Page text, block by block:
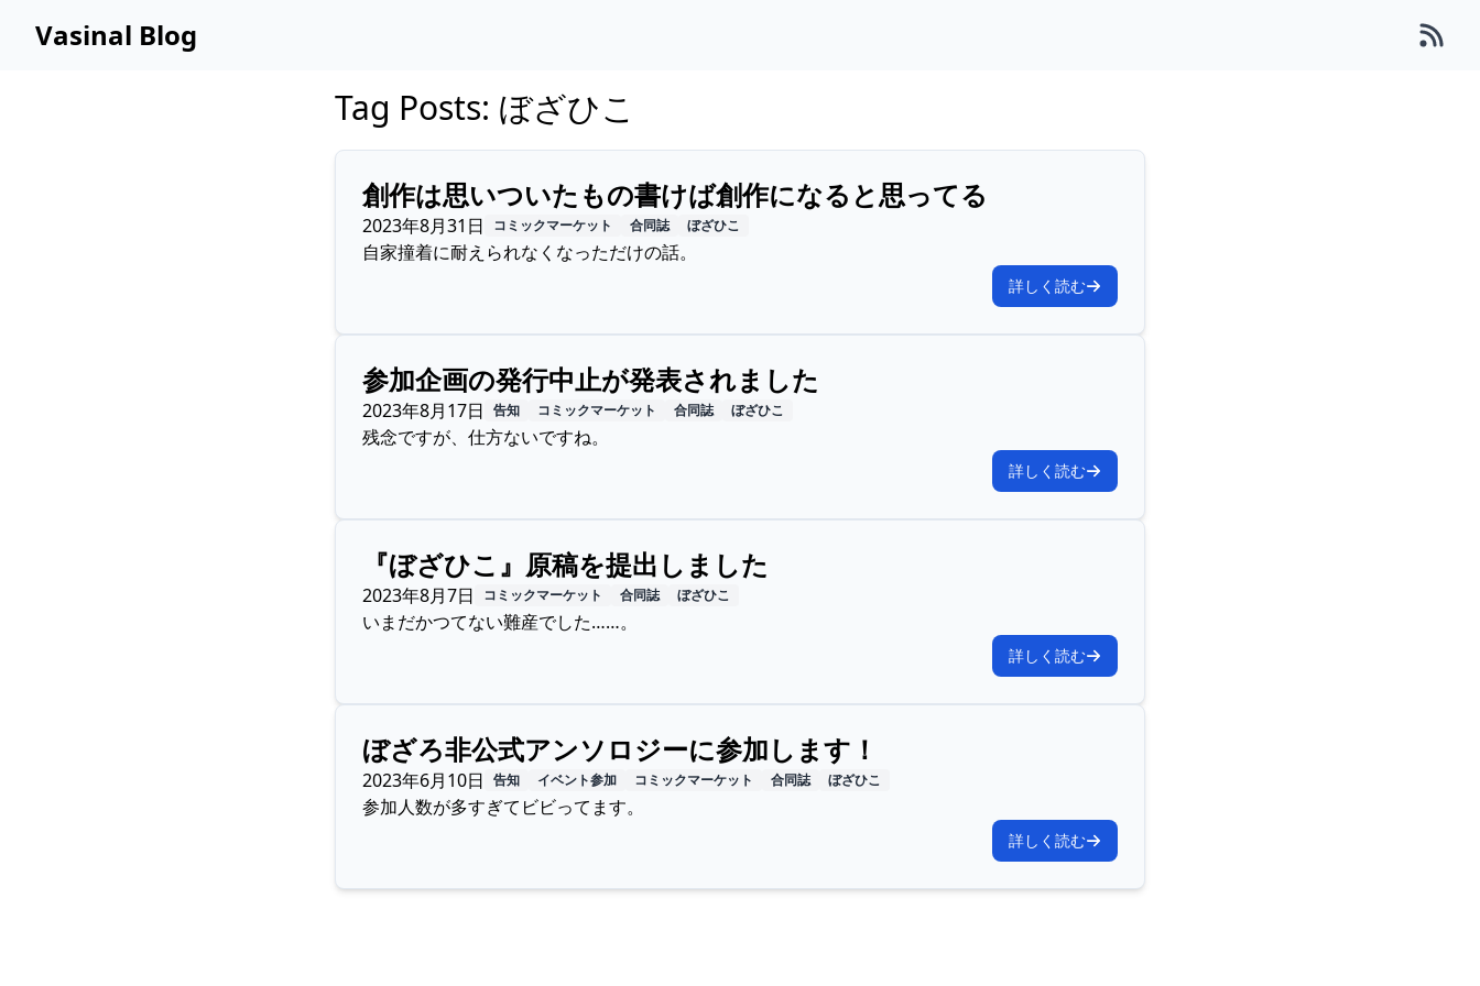
Vasinal Blog
Tag Posts: ぼざひこ
創作は思いついたもの書けば創作になると思ってる
2023年8月31日 コミックマーケット 合同誌 ぼざひこ
自家撞着に耐えられなくなっただけの話。
詳しく読む
参加企画の発行中止が発表されました
2023年8月17日 告知 コミックマーケット 合同誌 ぼざひこ
残念ですが、仕方ないですね。
詳しく読む
『ぼざひこ』原稿を提出しました
2023年8月7日 コミックマーケット 合同誌 ぼざひこ
いまだかつてない難産でした……。
詳しく読む
ぼざろ非公式アンソロジーに参加します！
2023年6月10日 告知 イベント参加 コミックマーケット 合同誌 ぼざひこ
参加人数が多すぎてビビってます。
詳しく読む